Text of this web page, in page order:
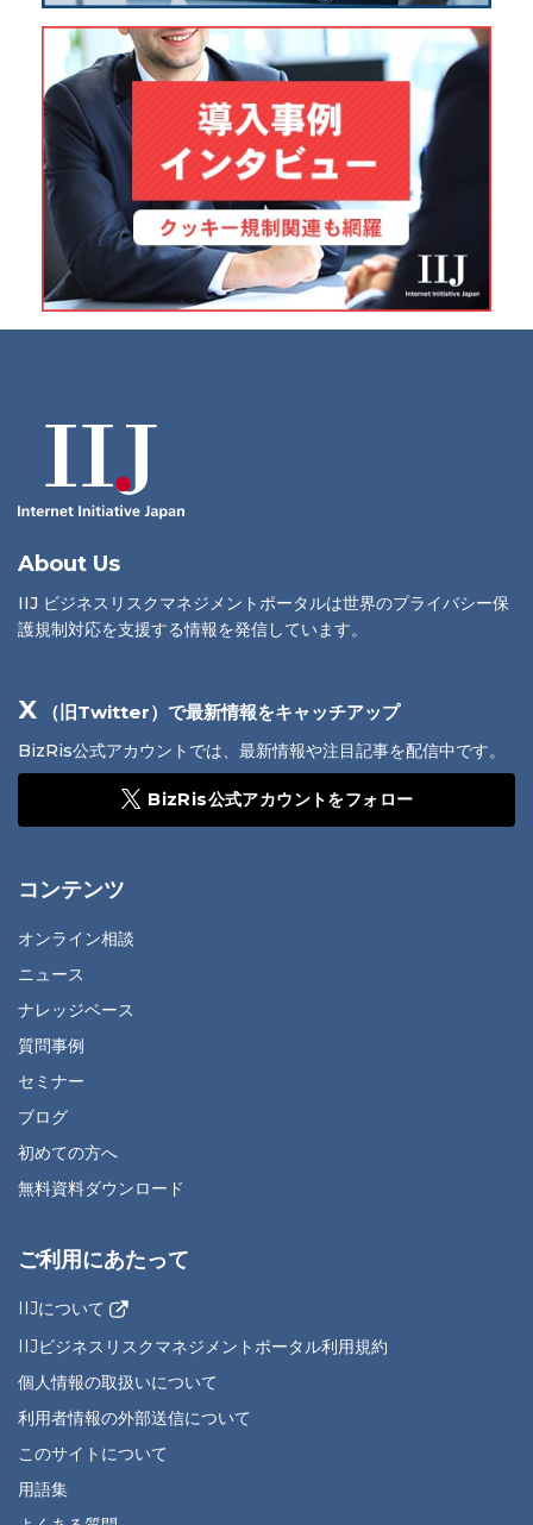
About Us
IIJ ビジネスリスクマネジメントポータルは世界のプライバシー保
護規制対応を支援する情報を発信しています。
X （旧Twitter）で最新情報をキャッチアップ
BizRis公式アカウントでは、最新情報や注目記事を配信中です。
BizRis公式アカウントをフォロー
コンテンツ
オンライン相談
ニュース
ナレッジベース
質問事例
セミナー
ブログ
初めての方へ
無料資料ダウンロード
ご利用にあたって
IIJについて
IIJビジネスリスクマネジメントポータル利用規約
個人情報の取扱いについて
利用者情報の外部送信について
このサイトについて
用語集